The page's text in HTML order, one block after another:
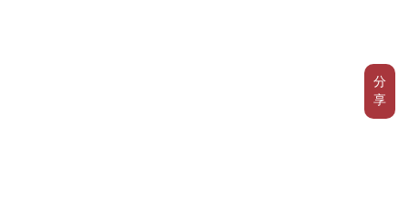
分
享